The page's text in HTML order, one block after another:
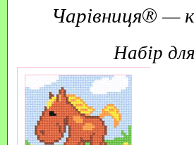
Чарівниця® —
набір